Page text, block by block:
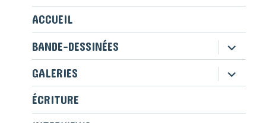
ACCUEIL
BANDE-DESSINÉES
ouvrir
le
sous-
menu
GALERIES ouvrir
le
ÉCRITURE